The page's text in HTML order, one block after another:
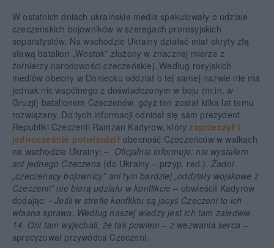
W ostatnich dniach ukraińskie media spekulowały o udziale
czeczeńskich bojowników w szeregach prorosyjskich
separatystów. Na wschodzie Ukrainy działać miał okryty złą
sławą batalion „Wostok” złożony w znacznej mierze z
żołnierzy narodowości czeczeńskiej. Według rosyjskich
mediów obecny w Doniecku oddział o tej samej nazwie nie ma
jednak nic wspólnego z doświadczonym w boju (m.in. w
Gruzji) batalionem Czeczenów, gdyż ten został kilka lat temu
rozwiązany. Do tych informacji odniósł się sam prezydent
Republiki Czeczenii Ramzan Kadyrow, któryzaprzeczył i
jednocześnie potwierdziłobecność Czeczeńców w walkach
na wschodzie Ukrainy: – Oficjalnie informuje: nie wysłałem
ani jednego Czeczena (do Ukrainy – przyp. red.). Żadni
„czeczeńscy bojownicy” ani tym bardziej „oddziały wojskowe z
Czeczenii” nie biorą udziału w konflikcie – obwieścił Kadyrow
dodając: - Jeśli w strefie konfliktu są jacyś Czeczeni to ich
własna sprawa. Według naszej wiedzy jest ich tam zaledwie
14. Oni tam wyjechali, że tak powiem – z wezwania serca –
sprecyzował przywódca Czeczeni.